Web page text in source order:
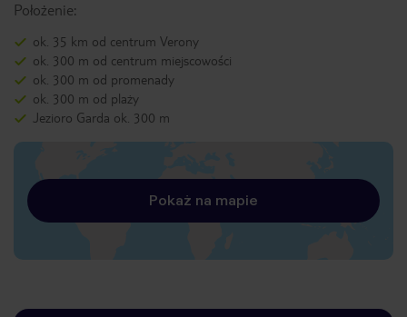
Położenie:
ok. 35 km od centrum Verony
ok. 300 m od centrum miejscowości
ok. 300 m od promenady
ok. 300 m od plaży
Jezioro Garda ok. 300 m
Pokaż na mapie